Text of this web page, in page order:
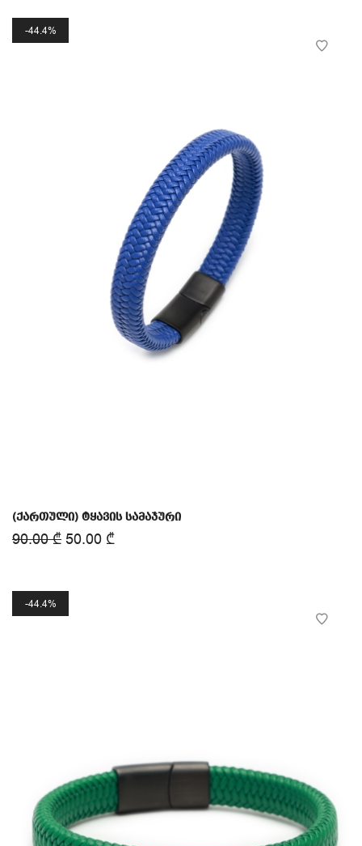
44.4%
(ქართული) ტყავის სამაჯური
90.00₾ 50.00 ₾
44.4%